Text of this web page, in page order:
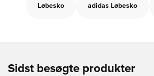
Løbesko adidas Løbesko
Sidst besøgte produkter